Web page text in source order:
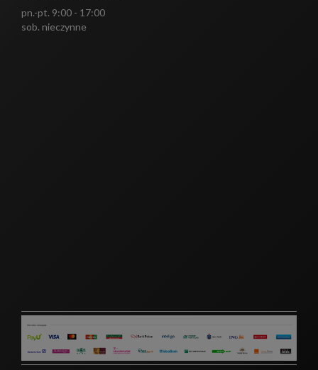
pn.-pt. 9:00 - 17:00
sob. nieczynne